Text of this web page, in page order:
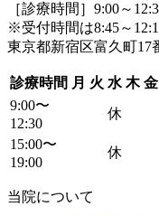
［診療時間］9:00～
※受付時間は8:45～
東京都新宿区富久町17
診療時間 月 火 水 木 金
9:00〜
12:30
休
15:00〜
19:00
休
当院について